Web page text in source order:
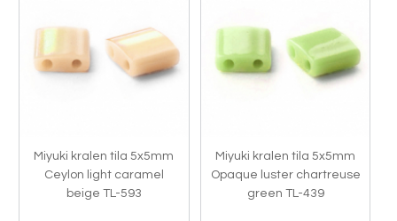
Miyuki kralen tila 5x5mm
Ceylon light caramel
beige TL-593
Miyuki kralen tila 5x5mm
Opaque luster chartreuse
green TL-439